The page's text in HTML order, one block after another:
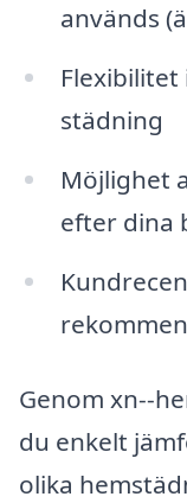
används
Flexibilitet
städning
Möjlighet
efter dina
Genom xn--
du enkelt
olika